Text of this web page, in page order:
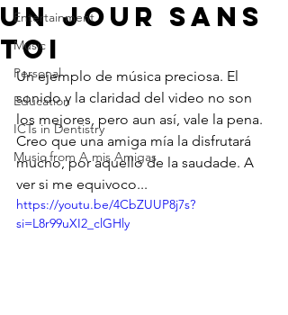
Entertainment
Music
Personal
Education
ICTs in Dentistry
Music from A mis Amigas
Un Jour Sans
Toi
Un ejemplo de música preciosa. El
sonido y la claridad del video no son
los mejores, pero aun así, vale la pena.
Creo que una amiga mía la disfrutará
mucho, por aquello de la saudade. A
ver si me equivoco...
https://youtu.be/4CbZUUP8j7s?
si=L8r99uXI2_clGHly